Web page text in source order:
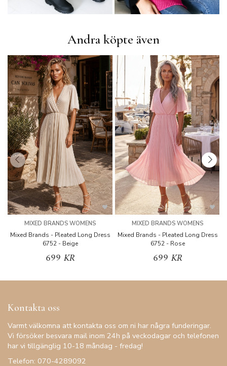
Andra köpte även
MIXED BRANDS WOMENS
Mixed Brands - Pleated Long Dress
6752 - Beige
699 KR
MIXED BRANDS WOMENS
Mixed Brands - Pleated Long Dress
6752 - Rose
699 KR
Kontakta oss
Varmt välkomna att kontakta oss om ni har några funderingar.
Vi försöker besvara mail inom 24h på veckodagar och telefonen
har vi tillgänglig 10-18 måndag - fredag!
Telefon: 070-4289092